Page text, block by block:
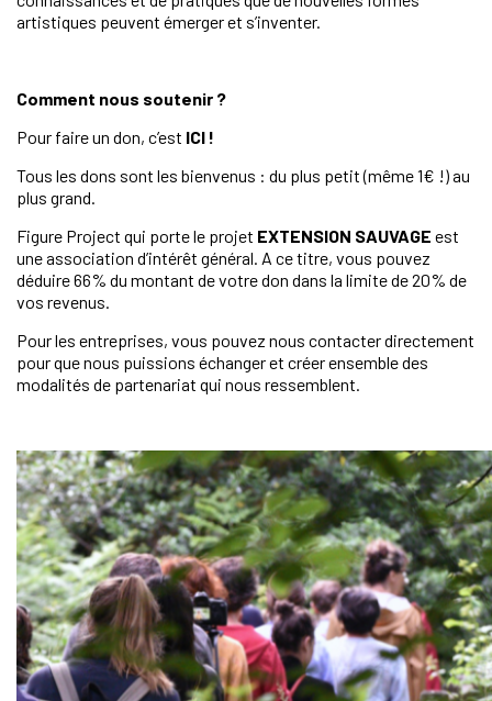
artistiques peuvent émerger et s’inventer.
Comment nous soutenir ?
Pour faire un don, c’est ICI !
Tous les dons sont les bienvenus : du plus petit (même 1€ !) au
plus grand.
Figure Project qui porte le projet EXTENSION SAUVAGE est
une association d’intérêt général. A ce titre, vous pouvez
déduire 66% du montant de votre don dans la limite de 20% de
vos revenus.
Pour les entreprises, vous pouvez nous contacter directement
pour que nous puissions échanger et créer ensemble des
modalités de partenariat qui nous ressemblent.